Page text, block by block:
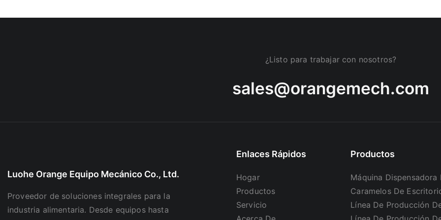
¿Listo para trabajar con nosotros?
sales@orangemech.com
Luohe Orange Equipo Mecánico Co., Ltd.
Proveedor de soluciones integrales para la
industria alimentaria. Desde equipos hasta
Enlaces Rápidos
Hogar
Productos
Servicio
Productos
Máquina Dispensadora
Caramelos De
Línea De Producción